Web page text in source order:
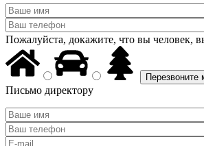
Пожалуйста, докажите, что вы человек,
Письмо директору